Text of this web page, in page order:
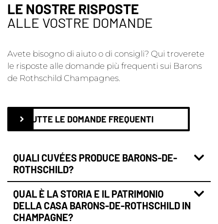
LE NOSTRE RISPOSTE
ALLE VOSTRE DOMANDE
Avete bisogno di aiuto o di consigli? Qui troverete
le risposte alle domande più frequenti sui Barons
de Rothschild Champagnes.
TUTTE LE DOMANDE FREQUENTI
QUALI CUVÉES PRODUCE BARONS-DE-
ROTHSCHILD?
QUAL È LA STORIA E IL PATRIMONIO
DELLA CASA BARONS-DE-ROTHSCHILD IN
CHAMPAGNE?